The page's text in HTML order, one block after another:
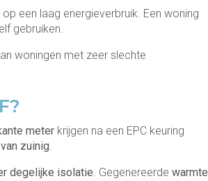
op een laag energieverbruik. Een woning
gebruiken.
woningen met zeer slechte
meter krijgen na een EPC keuring
zuinig.
degelijke isolatie. Gegenereerde warmte